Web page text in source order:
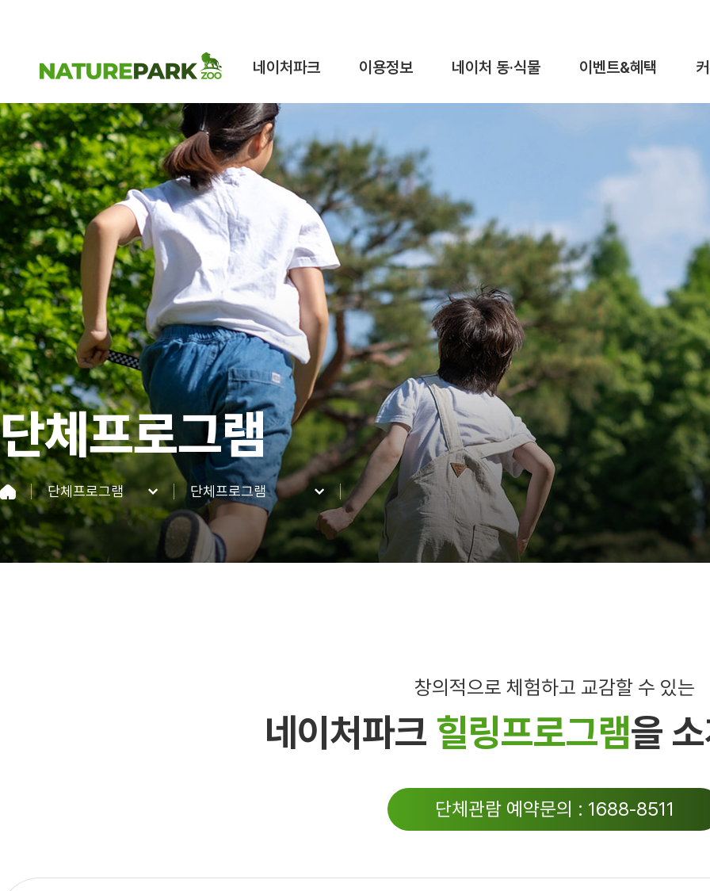
네이처파크
네이처파크 이야기
구조동물 스토리
시설안내
이용정보
이용안내
가이드맵
오시는길
네이처 동·식물 이벤트&혜택
단체프로그램
단체프로그램
네이처파크
이용정보
단체프로그램
단체프로그램
창의적으로 체험하고 교감할 수 있는
네이처파크 힐링프로그램을
단체관람 예약문의 : 1688-8511